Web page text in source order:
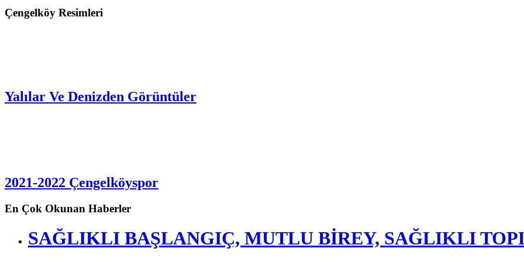
Çengelköy Resimleri
Yalılar Ve Denizden Görüntüler
2021-2022 Çengelköyspor
En Çok Okunan Haberler
SAĞLIKLI BAŞLANGIÇ, MUTLU BİREY, SAĞLIKLI